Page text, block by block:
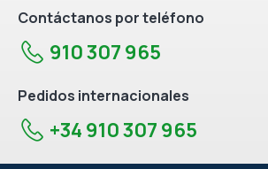
Contáctanos por teléfono
910 307 965
Pedidos internacionales
+34 910 307 965